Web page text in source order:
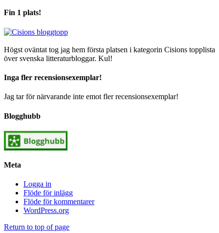
Fin 1 plats!
Högst oväntat tog jag hem första platsen i kategorin Cisions topplista
över svenska litteraturbloggar. Kul!
Inga fler recensionsexemplar!
Jag tar för närvarande inte emot fler recensionsexemplar!
Blogghubb
Meta
Logga in
Flöde för inlägg
Flöde för kommentarer
WordPress.org
Return to top of page